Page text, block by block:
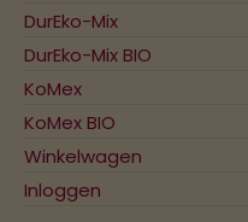
DurEko-Mix
DurEko-Mix BIO
KoMex
KoMex BIO
Winkelwagen
Inloggen